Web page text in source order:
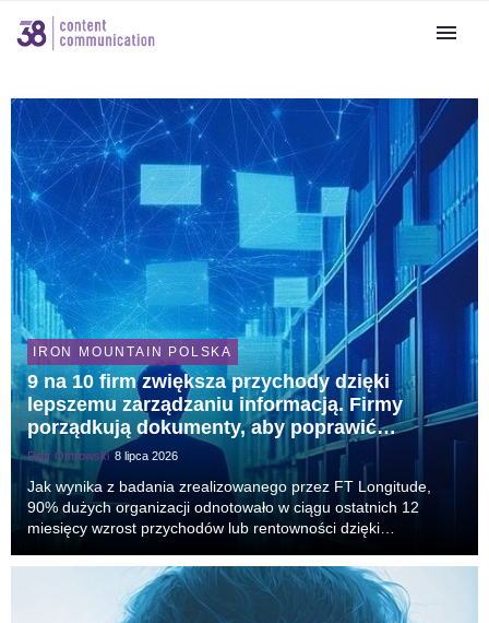
IRON MOUNTAIN POLSKA
9 na 10 firm zwiększa przychody dzięki
lepszemu zarządzaniu informacją. Firmy
porządkują dokumenty, aby poprawić
efektywność operacyjną
Piotr Ostrowski 8 lipca 2026
Jak wynika z badania zrealizowanego przez FT Longitude,
90% dużych organizacji odnotowało w ciągu ostatnich 12
miesięcy wzrost przychodów lub rentowności dzięki
przedsiębiorstwa tracą średnio blisko 390 tys. dolarów roc...